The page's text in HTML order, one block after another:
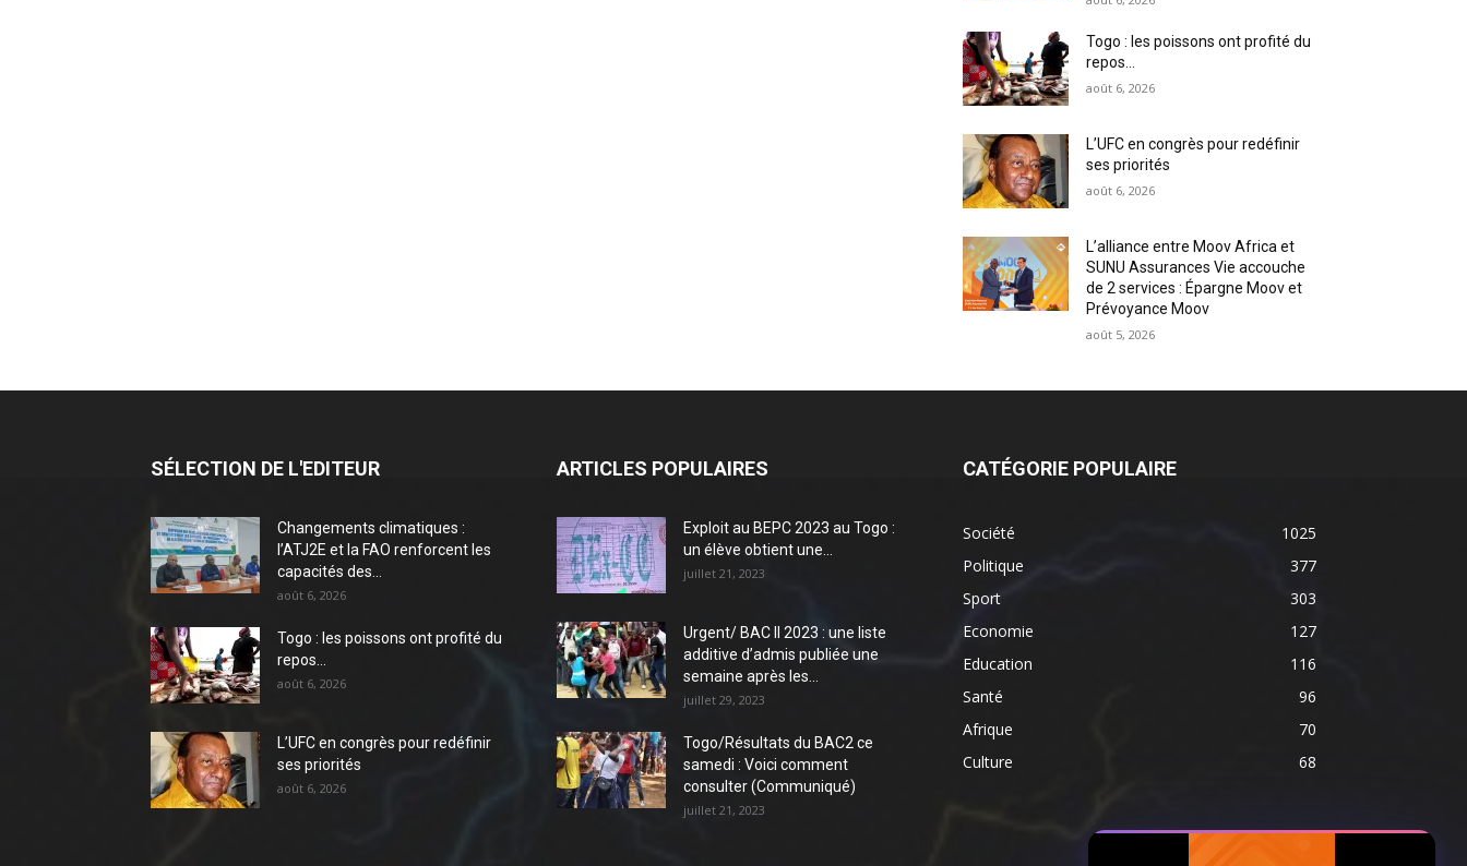
Togo : les poissons ont profité du
repos…
août 6, 2026
L’UFC en congrès pour redéfinir
ses priorités
août 6, 2026
L’alliance entre Moov Africa et
SUNU Assurances Vie accouche
de 2 services : Épargne Moov et
Prévoyance Moov
août 5, 2026
SÉLECTION DE L'EDITEUR
Changements climatiques :
l’ATJ2E et la FAO renforcent les
capacités des...
août 6, 2026
Togo : les poissons ont profité du
repos…
août 6, 2026
L’UFC en congrès pour redéfinir
ses priorités
août 6, 2026
ARTICLES POPULAIRES
Exploit au BEPC 2023 au Togo :
un élève obtient une...
juillet 21, 2023
Urgent/ BAC II 2023 : une liste
additive d’admis publiée une
semaine après les...
juillet 29, 2023
Togo/Résultats du BAC2 ce
samedi : Voici comment
consulter (Communiqué)
juillet 21, 2023
CATÉGORIE POPULAIRE
Société
1025
Politique
377
Sport
303
Economie
127
Education
116
Santé
96
Afrique
70
Culture
68